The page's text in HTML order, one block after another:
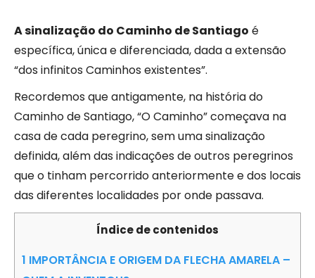
A sinalização do Caminho de Santiago é
específica, única e diferenciada, dada a extensão
“dos infinitos Caminhos existentes”.
Recordemos que antigamente, na história do
Caminho de Santiago, “O Caminho” começava na
casa de cada peregrino, sem uma sinalização
definida, além das indicações de outros peregrinos
que o tinham percorrido anteriormente e dos locais
das diferentes localidades por onde passava.
Índice de contenidos
1 IMPORTÂNCIA E ORIGEM DA FLECHA AMARELA –